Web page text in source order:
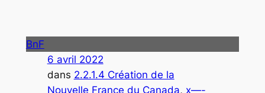
BnF
6 avril 2022
dans 2.2.1.4 Création de la
Nouvelle France du Canada, x—-